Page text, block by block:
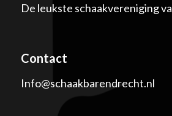
De leukste schaakvereniging
Contact
Info@schaakbarendrecht.nl